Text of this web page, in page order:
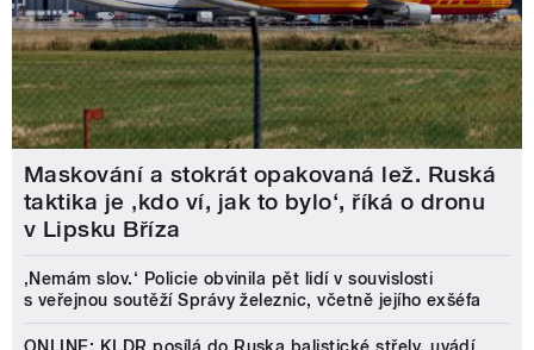
Maskování a stokrát opakovaná lež. Ruská
taktika je ‚kdo ví, jak to bylo‘, říká o dronu
v Lipsku Bříza
‚Nemám slov.‘ Policie obvinila pět lidí v souvislosti
s veřejnou soutěží Správy železnic, včetně jejího exšéfa